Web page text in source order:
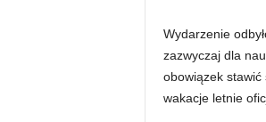
Wydarzenie
zazwyczaj dla
obowiązek stawić
wakacje letnie